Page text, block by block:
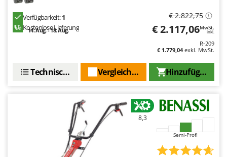
MCH
Michelin
Mille
Mockmill
More than chef
Verfügbarkeit:1
Kostenlose Lieferung
14. Aug. - 18. Aug.
€ 2.822,75
€ 2.117,06MwSt.
inkl.
R-209
€ 1.779,04exkl. MwSt.
Hinzufügen
Vergleichen Sie
Technische Daten
8,3
Semi-Profi